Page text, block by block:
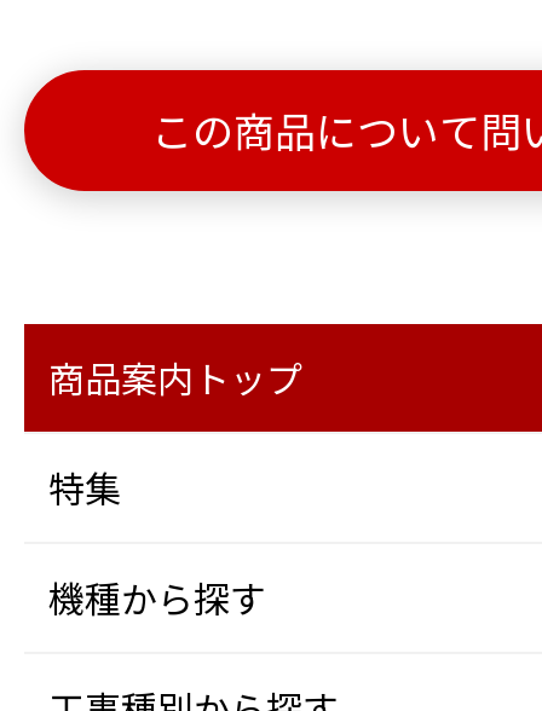
この商品について問
商品案内トップ
特集
機種から探す